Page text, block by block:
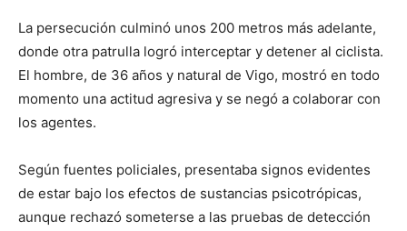
La persecución culminó unos 200 metros más adelante,
donde otra patrulla logró interceptar y detener al ciclista.
El hombre, de 36 años y natural de Vigo, mostró en todo
momento una actitud agresiva y se negó a colaborar con
los agentes.
Según fuentes policiales, presentaba signos evidentes
de estar bajo los efectos de sustancias psicotrópicas,
aunque rechazó someterse a las pruebas de detección